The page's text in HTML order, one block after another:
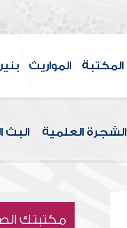
المكتبة المواريث
الشجرة العلمية البث
مكتبتك